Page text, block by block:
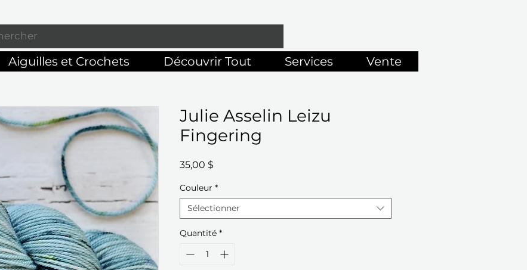
Aiguilles et Crochets Découvrir Tout Services Vente
Julie Asselin Leizu
Fingering
35,00 $
Couleur *
Sélectionner
Quantité *